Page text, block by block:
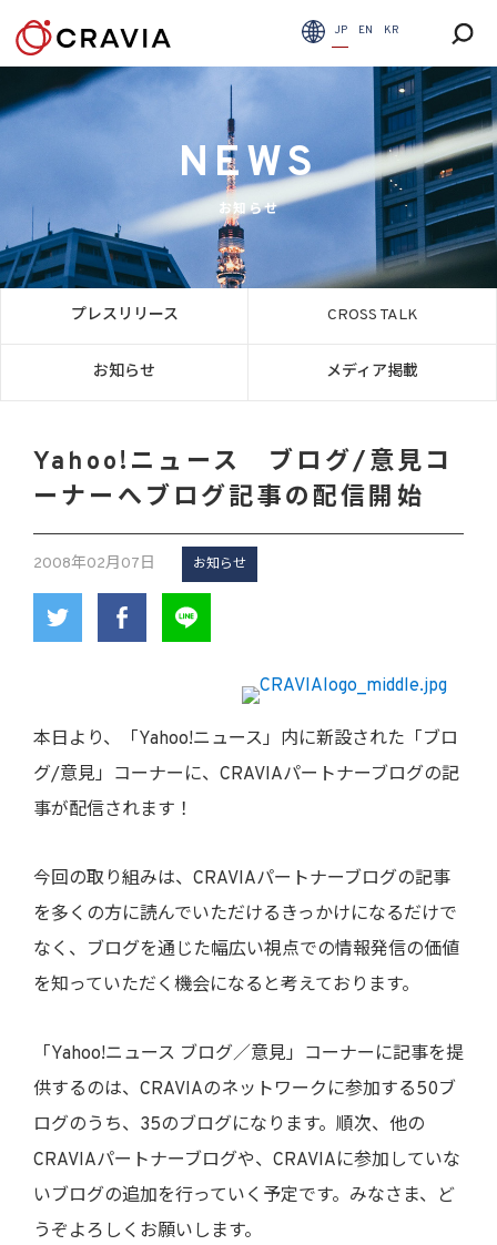
JP EN KR
NEWS
お知らせ
プレスリリース CROSS TALK
お知らせ メディア掲載
Yahoo!ニュース ブログ/意見コ
ーナーへブログ記事の配信開始
2008年02月07日 お知らせ
本日より、「Yahoo!ニュース」内に新設された「ブロ
グ/意見」コーナーに、CRAVIAパートナーブログの記
事が配信されます！
今回の取り組みは、CRAVIAパートナーブログの記事
を多くの方に読んでいただけるきっかけになるだけで
なく、ブログを通じた幅広い視点での情報発信の価値
を知っていただく機会になると考えております。
「Yahoo!ニュース ブログ／意見」コーナーに記事を提
供するのは、CRAVIAのネットワークに参加する50ブ
ログのうち、35のブログになります。順次、他の
CRAVIAパートナーブログや、CRAVIAに参加していな
いブログの追加を行っていく予定です。みなさま、ど
うぞよろしくお願いします。